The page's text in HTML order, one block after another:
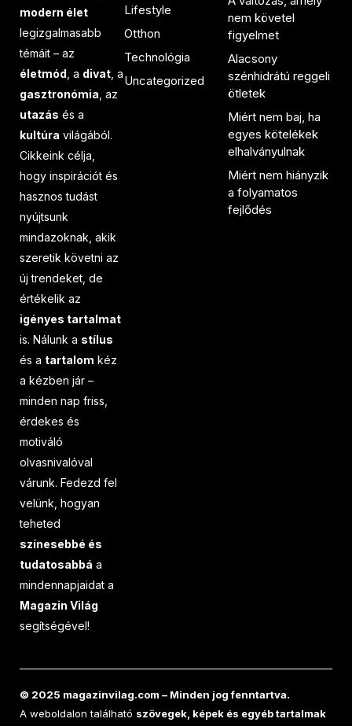
modern élet
legizgalmasabb
témáit – az
életmód , a divat , a
gasztronómia , az
utazás és a
kultúra világából.
Cikkeink célja,
hogy inspirációt és
hasznos tudást
nyújtsunk
mindazoknak, akik
szeretik követni az
új trendeket, de
értékelik az
igényes tartalmat
is. Nálunk a stílus
és a tartalom kéz
a kézben jár –
minden nap friss,
érdekes és
motiváló
olvasnivalóval
várunk. Fedezd fel
velünk, hogyan
teheted
színesebbé és
tudatosabbá a
mindennapjaidat a
Magazin Világ
segítségével!
Lifestyle
Otthon
Technológia
Uncategorized
nem követel
figyelmet
Alacsony
szénhidrátú reggeli
ötletek
Miért nem baj, ha
egyes kötelékek
elhalványulnak
Miért nem hiányzik
a folyamatos
fejlődés
© 2025 magazinvilag.com – Minden jog fenntartva.
A weboldalon található szövegek, képek és egyéb tartalmak